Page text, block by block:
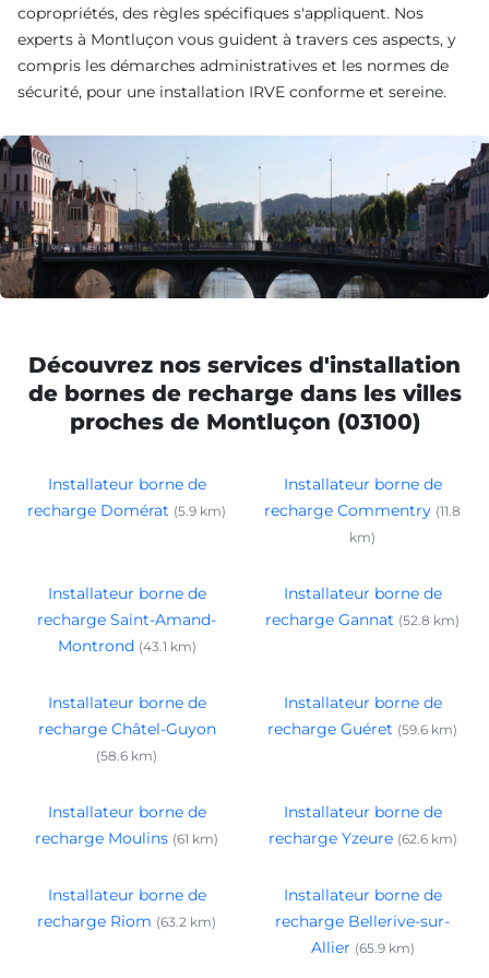
copropriétés, des règles spécifiques s'appliquent. Nos
experts à Montluçon vous guident à travers ces aspects, y
compris les démarches administratives et les normes de
sécurité, pour une installation IRVE conforme et sereine.
Découvrez nos services d'installation
de bornes de recharge dans les villes
proches de Montluçon (03100)
Installateur borne de
recharge Domérat (5.9 km)
Installateur borne de
recharge Commentry (11.8
km)
Installateur borne de
recharge Saint-Amand-
Montrond (43.1 km)
Installateur borne de
recharge Gannat (52.8 km)
Installateur borne de
recharge Châtel-Guyon
(58.6 km)
Installateur borne de
recharge Guéret (59.6 km)
Installateur borne de
recharge Moulins (61 km)
Installateur borne de
recharge Yzeure (62.6 km)
Installateur borne de
recharge Riom (63.2 km)
Installateur borne de
recharge Bellerive-sur-
Allier (65.9 km)